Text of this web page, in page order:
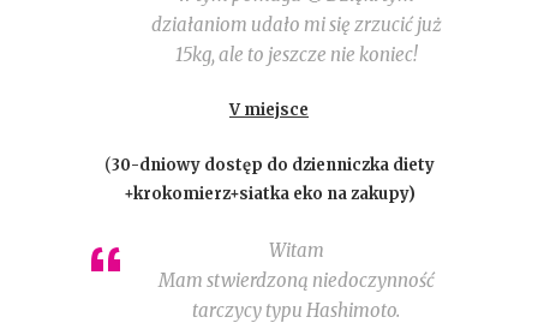
działaniom udało mi się zrzucić już
15kg, ale to jeszcze nie koniec!
V miejsce
(30-dniowy dostęp do dzienniczka diety
+krokomierz+siatka eko na zakupy)
Witam
Mam stwierdzoną niedoczynność
tarczycy typu Hashimoto.